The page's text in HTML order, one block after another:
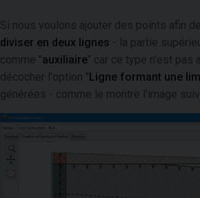
Si nous voulons ajouter des points afin
diviser en deux lignes - la partie
comme "auxiliaire" car ce type n'est pas
décocher l'option "Ligne formant une
générées - comme le montre l'image